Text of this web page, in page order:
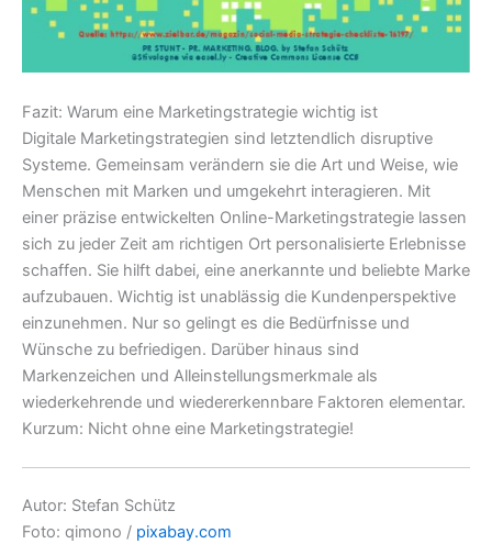
Fazit: Warum eine Marketingstrategie wichtig ist
Digitale Marketingstrategien sind letztendlich disruptive
Systeme. Gemeinsam verändern sie die Art und Weise, wie
Menschen mit Marken und umgekehrt interagieren. Mit
einer präzise entwickelten Online-Marketingstrategie lassen
sich zu jeder Zeit am richtigen Ort personalisierte Erlebnisse
schaffen. Sie hilft dabei, eine anerkannte und beliebte Marke
aufzubauen. Wichtig ist unablässig die Kundenperspektive
einzunehmen. Nur so gelingt es die Bedürfnisse und
Wünsche zu befriedigen. Darüber hinaus sind
Markenzeichen und Alleinstellungsmerkmale als
wiederkehrende und wiedererkennbare Faktoren elementar.
Kurzum: Nicht ohne eine Marketingstrategie!
Autor: Stefan Schütz
Foto: qimono / pixabay.com